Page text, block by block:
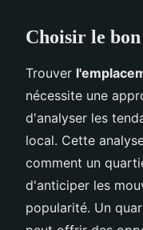
Choisir le
Trouver
nécessite une
d'analyser les
local. Cette
comment un
d'anticiper les
popularité. Un